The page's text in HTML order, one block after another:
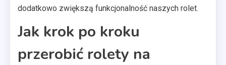
dodatkowo zwiększą funkcjonalność naszych rolet.
Jak krok po kroku
przerobić rolety na